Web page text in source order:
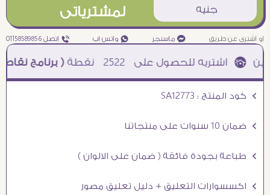
جنيه
لمشترياتى
او اشترى عن طريق ¥ ماسنجر ₧ واتس اب ƒ اتصل 01158589856
2522 نقطة( برنامج نقاطى )à خصم 5% للعملاء الجدد à شحن مجانى عند الشراء ب 4000 جنيه à
Ö كود المنتج : SA12773
Ö ضمان 10 سنوات على منتجاتنا
Ö طباعة بجودة فائقة ( ضمان على الالوان )
Ö اكسسوارات التعليق + دليل تعليق مصور